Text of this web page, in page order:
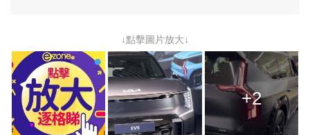
↓點擊圖片放大↓
+2